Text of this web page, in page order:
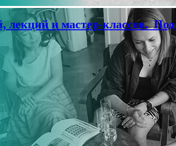
лекций и мастер-классов.